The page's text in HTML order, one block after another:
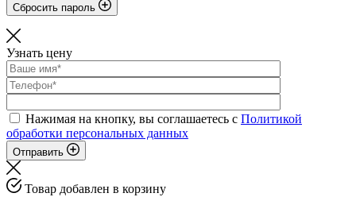
Сбросить пароль
Узнать цену
Нажимая на кнопку, вы соглашаетесь с Политикой
обработки персональных данных
Отправить
Товар добавлен в корзину